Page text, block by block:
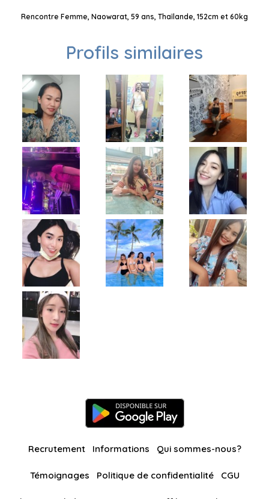
Rencontre Femme, Naowarat, 59 ans, Thaïlande, 152cm et 60kg
Profils similaires
Recrutement Informations Qui sommes-nous?
Témoignages Politique de confidentialité CGU